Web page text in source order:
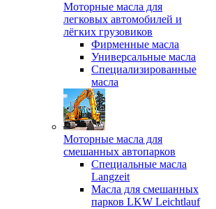
Моторные масла для
легковых автомобилей и
лёгких грузовиков
Фирменные масла
Универсальные масла
Специализированные
масла
Моторные масла для
смешанных автопарков
Специальные масла
Langzeit
Масла для смешанных
парков LKW Leichtlauf